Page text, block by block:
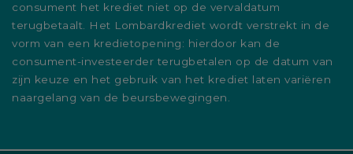
consument het krediet niet op de vervaldatum
terugbetaalt. Het Lombardkrediet wordt verstrekt in de
vorm van een kredietopening: hierdoor kan de
consument-investeerder terugbetalen op de datum van
zijn keuze en het gebruik van het krediet laten variëren
naargelang van de beursbewegingen.